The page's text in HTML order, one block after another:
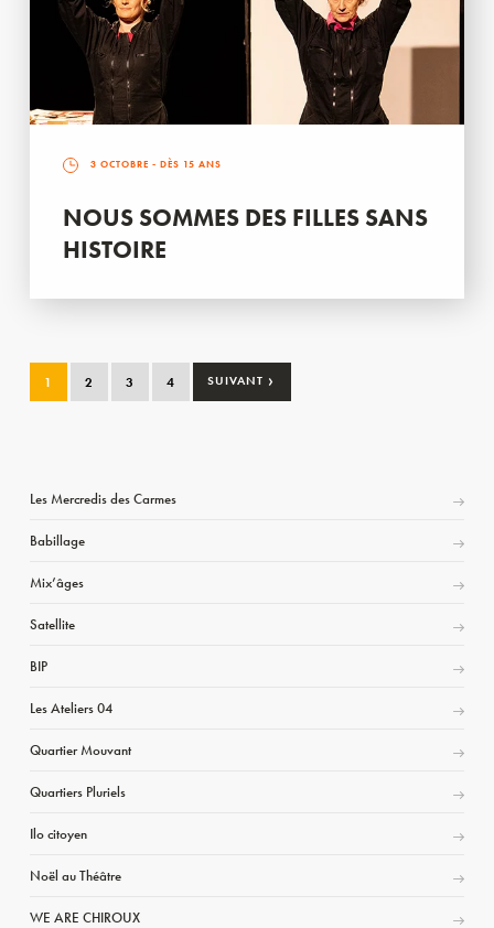
3 OCTOBRE - DÈS 15 ANS
NOUS SOMMES DES FILLES SANS
HISTOIRE
1 2 3 4 SUIVANT ›
Les Mercredis des Carmes
Babillage
Mix’âges
Satellite
BIP
Les Ateliers 04
Quartier Mouvant
Quartiers Pluriels
Ilo citoyen
Noël au Théâtre
WE ARE CHIROUX